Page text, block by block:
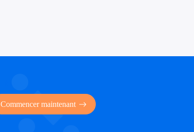
Commencer maintenant